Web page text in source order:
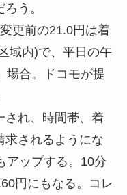
う。
更前の21.0円は着
域内)で、平日の午
場合。ドコモが提
され、時間帯、着
求されるようにな
アップする。10分
円にもなる。コレ